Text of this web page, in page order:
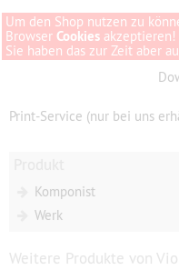
Um den Shop nutzen zu
Browser Cookies akzeptieren!
Sie haben das zur Zeit aber
Print-Service (nur bei uns
Komponist
Werk
Weitere Produkte von